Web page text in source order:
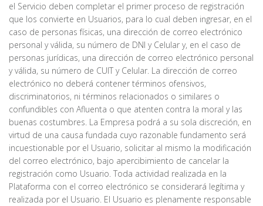
el Servicio deben completar el primer proceso de registración
que los convierte en Usuarios, para lo cual deben ingresar, en el
caso de personas físicas, una dirección de correo electrónico
personal y válida, su número de DNI y Celular y, en el caso de
personas jurídicas, una dirección de correo electrónico personal
y válida, su número de CUIT y Celular. La dirección de correo
electrónico no deberá contener términos ofensivos,
discriminatorios, ni términos relacionados o similares o
confundibles con Afluenta o que atenten contra la moral y las
buenas costumbres. La Empresa podrá a su sola discreción, en
virtud de una causa fundada cuyo razonable fundamento será
incuestionable por el Usuario, solicitar al mismo la modificación
del correo electrónico, bajo apercibimiento de cancelar la
registración como Usuario. Toda actividad realizada en la
Plataforma con el correo electrónico se considerará legítima y
realizada por el Usuario. El Usuario es plenamente responsable